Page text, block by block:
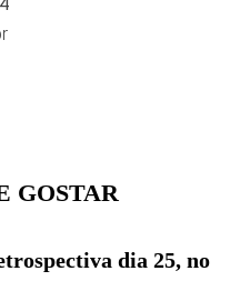
GOSTAR
dia 25, no